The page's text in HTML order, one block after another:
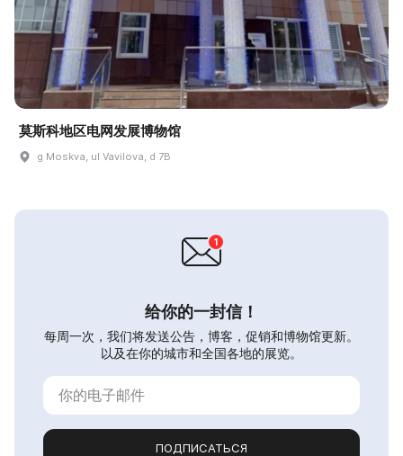
莫斯科地区电网发展博物馆
g Moskva, ul Vavilova, d 7B
给你的一封信！
每周一次，我们将发送公告，博客，促销和博物馆更新。
以及在你的城市和全国各地的展览。
ПОДПИСАТЬСЯ